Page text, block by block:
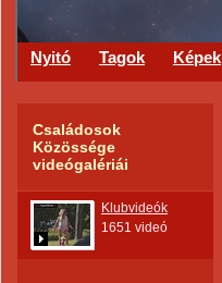
Nyitó Tagok Képek
Családosok
Közössége
videógalériái
Klubvideók
1651 videó